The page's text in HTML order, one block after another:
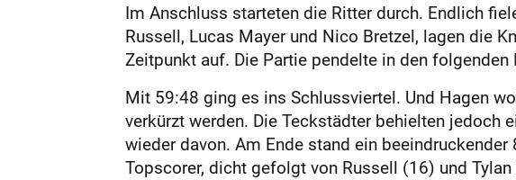
Im Anschluss starteten die Ritter durch. Endlich
Russell, Lucas Mayer und Nico Bretzel, lagen die
Zeitpunkt auf. Die Partie pendelte in den
Mit 59:48 ging es ins Schlussviertel. Und Hagen
verkürzt werden. Die Teckstädter behielten jedoch
wieder davon. Am Ende stand ein
Topscorer, dicht gefolgt von Russell (16) und